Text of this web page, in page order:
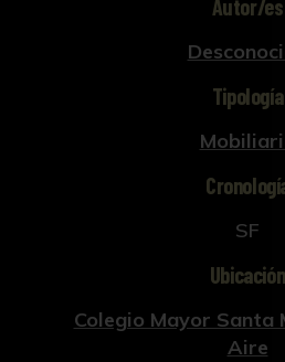
Autor/es
Tipología
SF
Ubicación
Colegio Mayor Santa
Aire